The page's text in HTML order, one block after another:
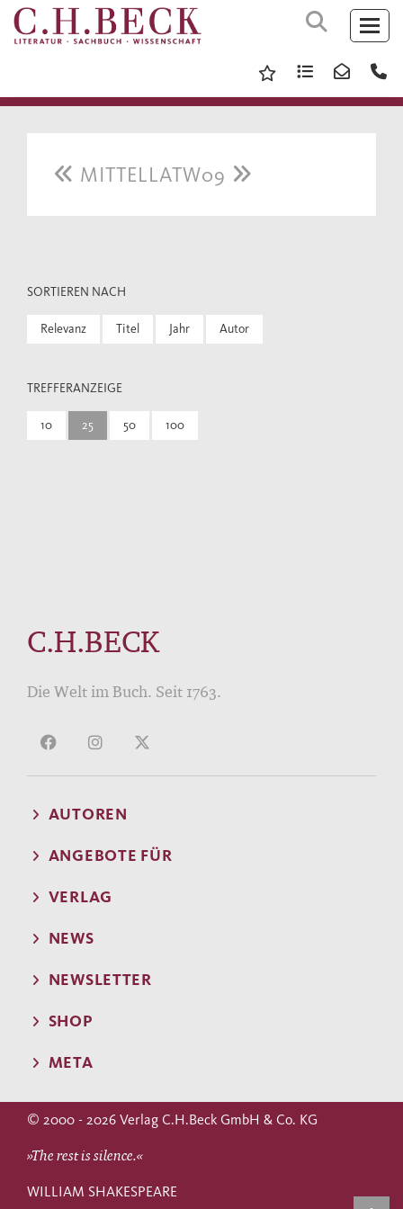
MITTELLATW09
SORTIEREN NACH
Relevanz Titel Jahr Autor
TREFFERANZEIGE
10 25 50 100
C.H.BECK
Die Welt im Buch. Seit 1763.
AUTOREN
ANGEBOTE FÜR
VERLAG
NEWS
NEWSLETTER
SHOP
META
© 2000 - 2026 Verlag C.H.Beck GmbH & Co. KG
»The rest is silence.«
WILLIAM SHAKESPEARE